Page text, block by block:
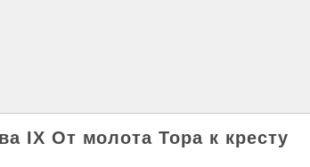
IX От молота Тора к кресту